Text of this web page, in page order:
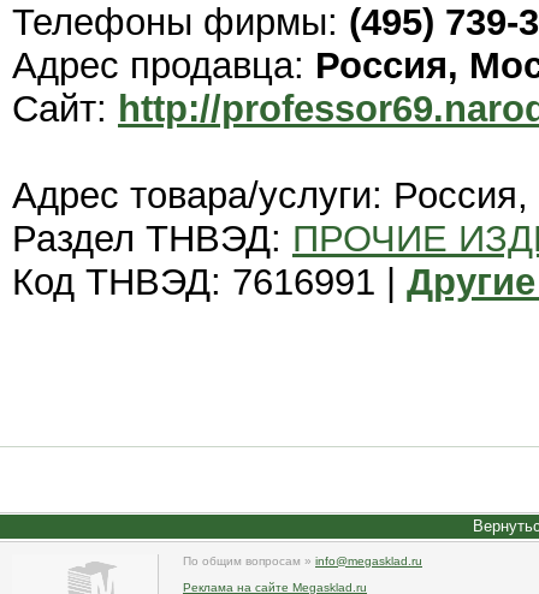
Телефоны фирмы: (495) 739-
Адрес продавца: Россия,
Сайт: http://
Адрес товара/услуги:
Раздел ТНВЭД: ПРОЧИЕ
Код ТНВЭД: 7616991 |
По общим вопросам » info@megasklad.ru
Реклама на сайте Megasklad.ru